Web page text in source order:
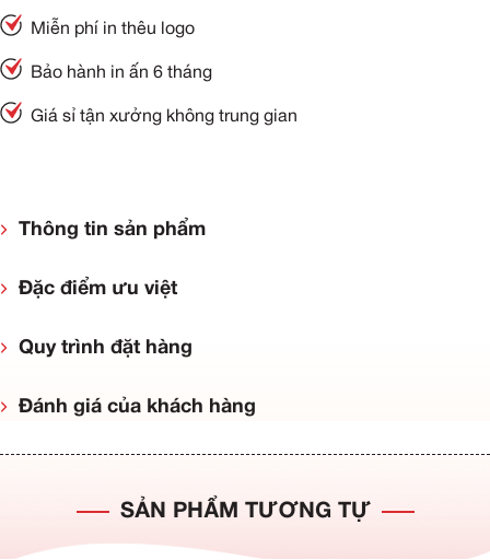
Miễn phí in thêu logo
Bảo hành in ấn 6 tháng
Giá sỉ tận xưởng không trung gian
Thông tin sản phẩm
Đặc điểm ưu việt
Quy trình đặt hàng
Đánh giá của khách hàng
SẢN PHẨM TƯƠNG TỰ